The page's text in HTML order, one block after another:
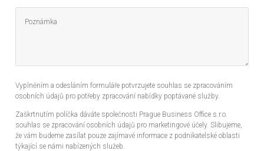
Vyplněním a odesláním formuláře potvrzujete souhlas se zpracováním
osobních údajů pro potřeby zpracování nabídky poptávané služby.
Zaškrtnutím políčka dáváte společnosti Prague Business Office s.r.o.
souhlas se zpracování osobních údajů pro marketingové účely. Slibujeme,
že vám budeme zasílat pouze zajímavé informace z podnikatelské oblasti
týkající se námi nabízených služeb.